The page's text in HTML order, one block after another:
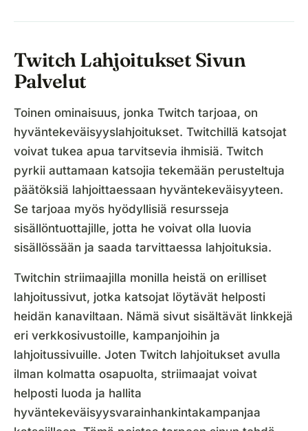
Twitch Lahjoitukset Sivun
Palvelut
Toinen ominaisuus, jonka Twitch tarjoaa, on
hyväntekeväisyyslahjoitukset. Twitchillä katsojat
voivat tukea apua tarvitsevia ihmisiä. Twitch
pyrkii auttamaan katsojia tekemään perusteltuja
päätöksiä lahjoittaessaan hyväntekeväisyyteen.
Se tarjoaa myös hyödyllisiä resursseja
sisällöntuottajille, jotta he voivat olla luovia
sisällössään ja saada tarvittaessa lahjoituksia.
Twitchin striimaajilla monilla heistä on erilliset
lahjoitussivut, jotka katsojat löytävät helposti
heidän kanaviltaan. Nämä sivut sisältävät linkkejä
eri verkkosivustoille, kampanjoihin ja
lahjoitussivuille. Joten Twitch lahjoitukset avulla
ilman kolmatta osapuolta, striimaajat voivat
helposti luoda ja hallita
hyväntekeväisyysvarainhankintakampanjaa